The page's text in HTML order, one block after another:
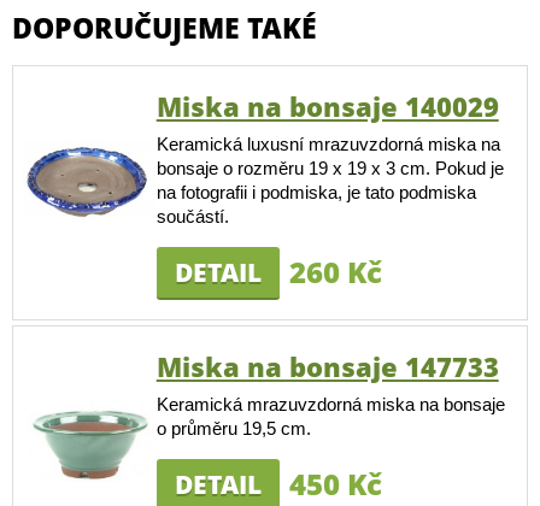
DOPORUČUJEME TAKÉ
Miska na bonsaje 140029
Keramická luxusní mrazuvzdorná miska na
bonsaje o rozměru 19 x 19 x 3 cm. Pokud je
na fotografii i podmiska, je tato podmiska
součástí.
DETAIL 260 Kč
Miska na bonsaje 147733
Keramická mrazuvzdorná miska na bonsaje
o průměru 19,5 cm.
DETAIL 450 Kč